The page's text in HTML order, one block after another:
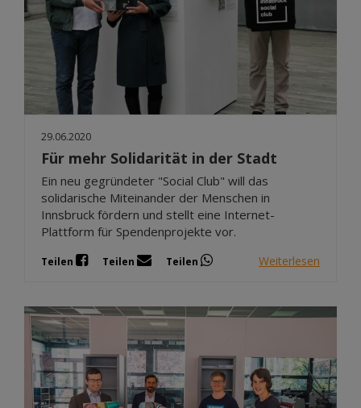
29.06.2020
Für mehr Solidarität in der Stadt
Ein neu gegründeter "Social Club" will das
solidarische Miteinander der Menschen in
Innsbruck fördern und stellt eine Internet-
Plattform für Spendenprojekte vor.
Teilen Teilen Teilen Weiterlesen